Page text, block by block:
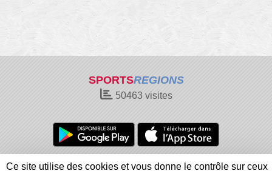
SPORTSREGIONS
50463visites
Charte cookies Gestion des cookies
Ce site utilise des cookies et vous donne le contrôle sur ceux